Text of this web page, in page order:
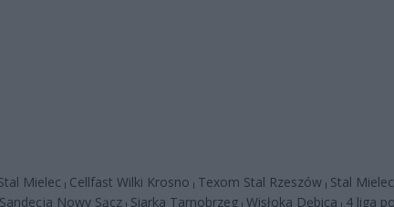
Mielec | Cellfast Wilki Krosno | Texom Stal Rzeszów| Stal Mielec
Sandecja Nowy Sącz | Siarka Tarnobrzeg | Wisłoka Dębica | 4 liga